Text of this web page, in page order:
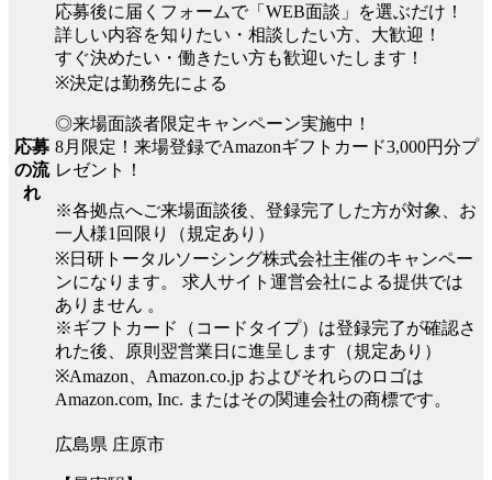
応募
の流
れ
応募後に届くフォームで「WEB面談」を選ぶだけ！
詳しい内容を知りたい・相談したい方、大歓迎！
すぐ決めたい・働きたい方も歓迎いたします！
※決定は勤務先による
◎来場面談者限定キャンペーン実施中！
8月限定！来場登録でAmazonギフトカード3,000円分プ
レゼント！
※各拠点へご来場面談後、登録完了した方が対象、お
一人様1回限り（規定あり）
※日研トータルソーシング株式会社主催のキャンペー
ンになります。 求人サイト運営会社による提供では
ありません 。
※ギフトカード（コードタイプ）は登録完了が確認さ
れた後、原則翌営業日に進呈します（規定あり）
※Amazon、Amazon.co.jp およびそれらのロゴは
Amazon.com, Inc. またはその関連会社の商標です。
広島県 庄原市